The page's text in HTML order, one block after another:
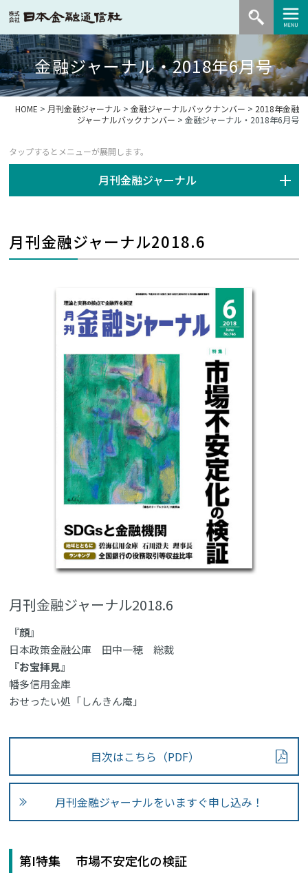
金融ジャーナル・2018年6月号
HOME > 月刊金融ジャーナル > 金融ジャーナルバックナンバー > 2018年金融
ジャーナルバックナンバー > 金融ジャーナル・2018年6月号
月刊金融ジャーナル
月刊金融ジャーナル2018.6
月刊金融ジャーナル2018.6
『顔』
日本政策金融公庫 田中一穂 総裁
『お宝拝見』
幡多信用金庫
おせったい処「しんきん庵」
目次はこちら（PDF）
月刊金融ジャーナルをいますぐ申し込み！
第I特集 市場不安定化の検証